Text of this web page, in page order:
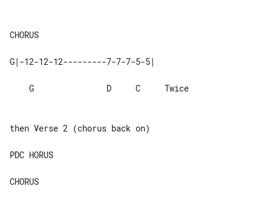
then Verse 2 (chorus back on)
PDC HORUS
CHORUS